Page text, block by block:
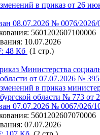
в приказ от 26
08.07.2026 № 0076/2026/
5601202607100006
10.07.2026
48 Кб (1 стр.)
Министерства
от 07.07.2026 № 395
в приказ
области № 773 от
07.07.2026 № 0067/026/
5601202607070006
07.07.2026